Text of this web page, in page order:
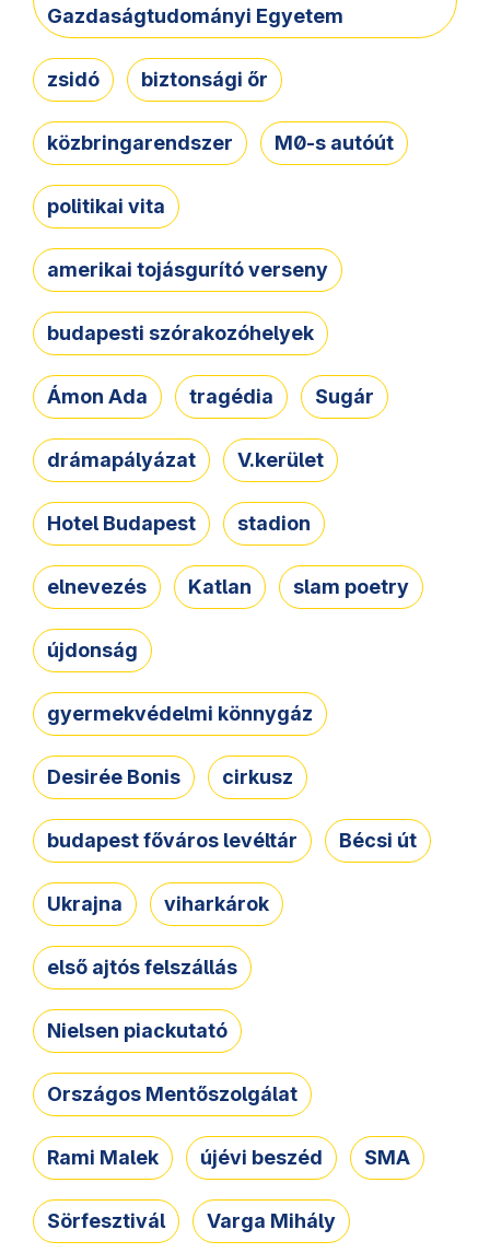
Gazdaságtudományi Egyetem
zsidó biztonsági őr
közbringarendszer M0-s autóút
politikai vita
amerikai tojásgurító verseny
budapesti szórakozóhelyek
Ámon Ada tragédia Sugár
drámapályázat V.kerület
Hotel Budapest stadion
elnevezés Katlan slam poetry
újdonság
gyermekvédelmi könnygáz
Desirée Bonis cirkusz
budapest főváros levéltár Bécsi út
Ukrajna viharkárok
első ajtós felszállás
Nielsen piackutató
Országos Mentőszolgálat
Rami Malek újévi beszéd SMA
Sörfesztivál Varga Mihály